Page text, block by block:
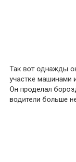
Так вот однажды
участке машинами
Он проделал
водители больше